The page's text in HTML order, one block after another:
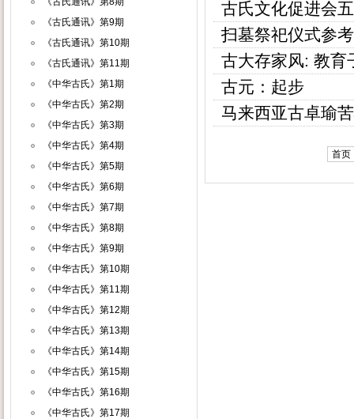
《古氏通讯》第9期
《古氏通讯》第10期
《古氏通讯》第11期
《中华古氏》第1期
《中华古氏》第2期
《中华古氏》第3期
《中华古氏》第4期
《中华古氏》第5期
《中华古氏》第6期
《中华古氏》第7期
《中华古氏》第8期
《中华古氏》第9期
《中华古氏》第10期
《中华古氏》第11期
《中华古氏》第12期
《中华古氏》第13期
《中华古氏》第14期
《中华古氏》第15期
《中华古氏》第16期
《中华古氏》第17期
古氏文化促进会
扫墓祭祀仪式参考
古大存家风: 教育
古元：起步
马来西亚古卓瑜
首页